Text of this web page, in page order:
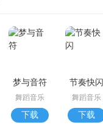
梦与音符
舞蹈音乐
下载
节奏快闪
舞蹈音乐
下载